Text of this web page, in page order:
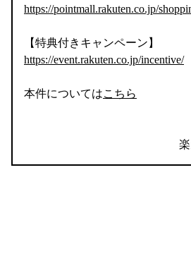
https://pointmall.rakuten.co.jp/
【特典付きキャンペーン】
https://event.rakuten.co.jp/incentive/
本件についてはこちら